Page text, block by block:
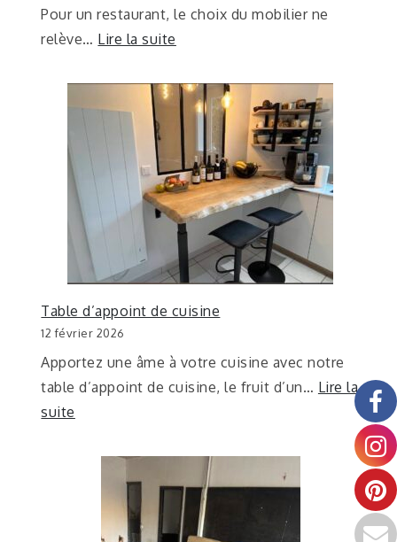
Pour un restaurant, le choix du mobilier ne
relève… Lire la suite
Table d’appoint de cuisine
12 février 2026
Apportez une âme à votre cuisine avec notre
table d’appoint de cuisine, le fruit d’un… Lire la
suite